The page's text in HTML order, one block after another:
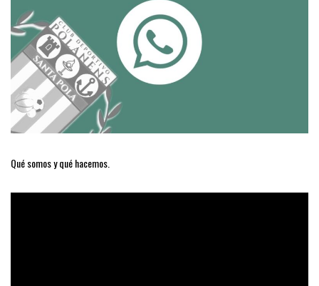
Qué somos y qué hacemos.